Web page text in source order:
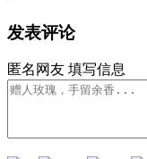
发表评论
匿名网友 填写信息